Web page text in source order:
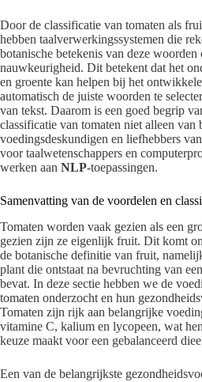
Door de classificatie van tomaten als
hebben taalverwerkingssystemen die
botanische betekenis van deze woorden
nauwkeurigheid. Dit betekent dat het
en groente kan helpen bij het
automatisch de juiste woorden te
van tekst. Daarom is een goed begrip
classificatie van tomaten niet alleen van
voedingsdeskundigen en liefhebbers
voor taalwetenschappers en
werken aan NLP-toepassingen.
Samenvatting van de voordelen en
Tomaten worden vaak gezien als een
gezien zijn ze eigenlijk fruit. Dit komt
de botanische definitie van fruit,
plant die ontstaat na bevruchting van
bevat. In deze sectie hebben we de
tomaten onderzocht en hun
Tomaten zijn rijk aan belangrijke
vitamine C, kalium en lycopeen, wat
keuze maakt voor een gebalanceerd
Een van de belangrijkste